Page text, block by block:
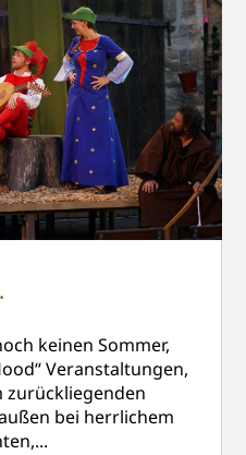
keinen Sommer,
Veranstaltungen,
zurückliegenden
bei herrlichem